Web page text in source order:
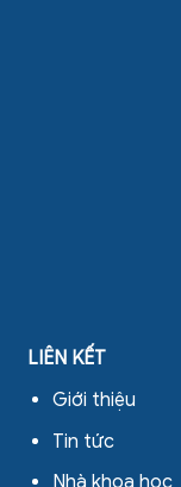
LIÊN KẾT
Giới thiệu
Tin tức